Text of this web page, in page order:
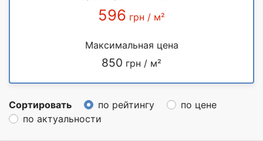
596 грн / м²
Максимальная цена
850 грн / м²
Сортировать по рейтингу
по цене
по актуальности